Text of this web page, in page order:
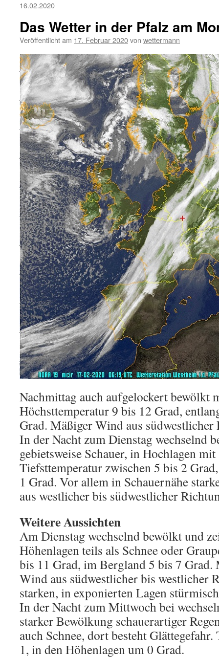
16.02.2020
Das Wetter in der Pfalz am
Veröffentlicht am 17. Februar 2020von wettermann
Nachmittag auch aufgelockert bewölkt
Höchsttemperatur 9 bis 12 Grad,
Grad. Mäßiger Wind aus südwestlicher
In der Nacht zum Dienstag wechselnd
gebietsweise Schauer, in Hochlagen mit
Tiefsttemperatur zwischen 5 bis 2
1 Grad. Vor allem in Schauernähe
aus westlicher bis südwestlicher
Weitere Aussichten
Am Dienstag wechselnd bewölkt und
Höhenlagen teils als Schnee oder
bis 11 Grad, im Bergland 5 bis 7
Wind aus südwestlicher bis westlicher
starken, in exponierten Lagen
In der Nacht zum Mittwoch bei
starker Bewölkung schauerartiger
auch Schnee, dort besteht
1, in den Höhenlagen um 0 Grad.